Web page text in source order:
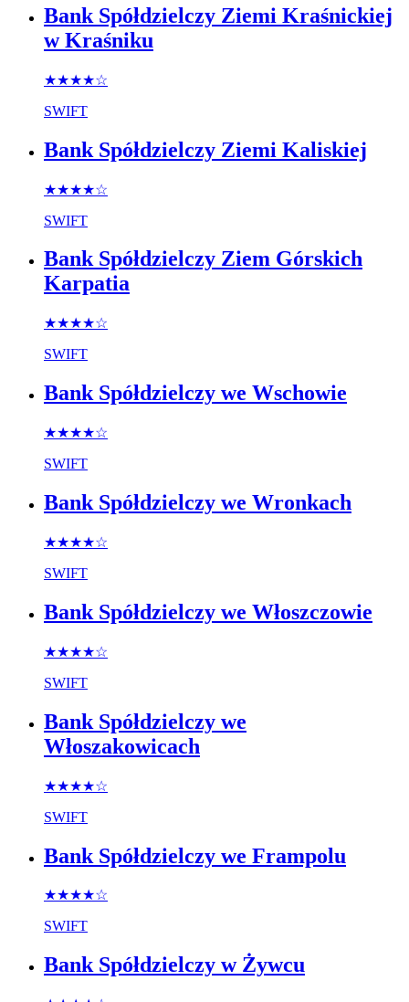
Bank Spółdzielczy Ziemi Kraśnickiej
w Kraśniku
★★★★☆
SWIFT
Bank Spółdzielczy Ziemi Kaliskiej
★★★★☆
SWIFT
Bank Spółdzielczy Ziem Górskich
Karpatia
★★★★☆
SWIFT
Bank Spółdzielczy we Wschowie
★★★★☆
SWIFT
Bank Spółdzielczy we Wronkach
★★★★☆
SWIFT
Bank Spółdzielczy we Włoszczowie
★★★★☆
SWIFT
Bank Spółdzielczy we
Włoszakowicach
★★★★☆
SWIFT
Bank Spółdzielczy we Frampolu
★★★★☆
SWIFT
Bank Spółdzielczy w Żywcu